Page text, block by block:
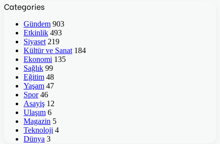
Categories
Gündem 903
Etkinlik 493
Siyaset 219
Kültür ve Sanat 184
Ekonomi 135
Sağlık 99
Eğitim 48
Yaşam 47
Spor 46
Asayiş 12
Ulaşım 6
Magazin 5
Teknoloji 4
Dünya 3